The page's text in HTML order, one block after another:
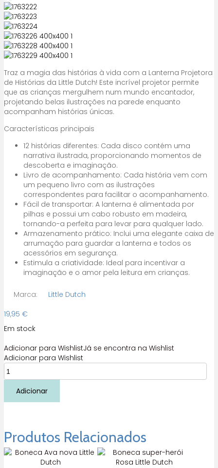
Traz a magia das histórias à vida com a Lanterna Projetora
de Histórias da Little Dutch! Este incrível projetor permite
que as crianças mergulhem num mundo encantador,
projetando belas ilustrações na parede enquanto
acompanham histórias únicas.
Características principais
12 histórias diferentes: Cada disco contém uma
narrativa ilustrada, proporcionando momentos de
descoberta e imaginação.
Livro de acompanhamento: Cada história vem com
um pequeno livro com as ilustrações
correspondentes para facilitar o acompanhamento.
Fácil de transportar: A lanterna é alimentada por
pilhas e possui um cabo robusto em madeira,
tornando-a perfeita para levar para qualquer lado.
Armazenamento prático: Inclui uma elegante caixa de
arrumação para guardar a lanterna e todos os
acessórios em segurança.
Estimula a criatividade: Ideal para incentivar a
imaginação e o amor pela leitura em crianças.
Marca:
Little Dutch
19,95 €
Em stock
Adicionar para WishlistJá se encontra na Wishlist
Adicionar para Wishlist
Quantidade
de
Lanterna
projetor
Little
Dutch
Adicionar
Produtos Relacionados